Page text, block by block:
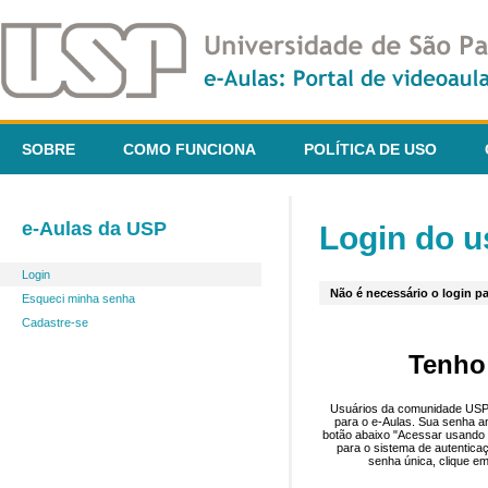
SOBRE COMO FUNCIONA POLÍTICA DE USO
e-Aulas da USP
Login
Esqueci minha senha
Cadastre-se
Login do
Não é necessário o login
Usuários da comunidade
para o e-Aulas. Sua senha
botão abaixo "Acessar
para o sistema de
senha única, clique